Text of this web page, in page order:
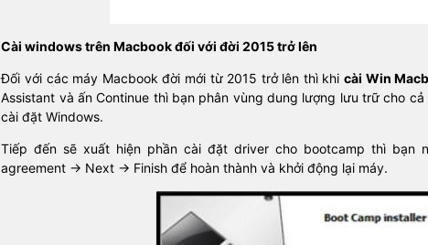
Cài windows trên Macbook đối với đời 2015 trở lên
Đối với các máy Macbook đời mới từ 2015 trở lên thì khicài Win
Assistant và ấn Continue thì bạn phân vùng dung lượng lưu trữ cho
cài đặt Windows.
Tiếp đến sẽ xuất hiện phần cài đặt driver cho bootcamp thì bạn
agreement -> Next -> Finish để hoàn thành và khởi động lại máy.